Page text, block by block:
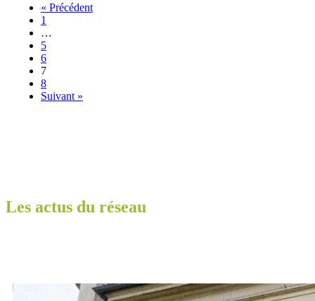
« Précédent
1
…
5
6
7
8
Suivant »
Les actus du réseau